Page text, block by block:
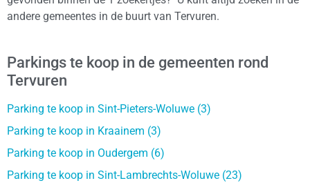
andere gemeentes in de buurt van Tervuren.
Parkings te koop in de gemeenten rond
Tervuren
Parking te koop in Sint-Pieters-Woluwe (3)
Parking te koop in Kraainem (3)
Parking te koop in Oudergem (6)
Parking te koop in Sint-Lambrechts-Woluwe (23)